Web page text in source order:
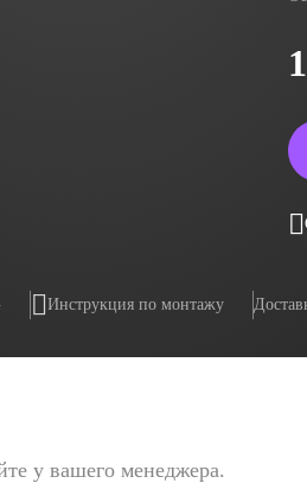
Инструкция по монтажу
у вашего менеджера.